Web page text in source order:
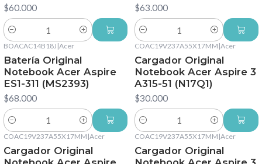
$60.000
Cantidad
$63.000
Cantidad
BOACAC14B18J |Acer
Batería Original
Notebook Acer Aspire
ES1-311 (MS2393)
$68.000
Cantidad
COAC19V237A55X17MM |Acer
Cargador Original
Notebook Acer Aspire 3
A315-51 (N17Q1)
$30.000
Cantidad
COAC19V237A55X17MM |Acer
Cargador Original
COAC19V237A55X17MM |Acer
Cargador Original